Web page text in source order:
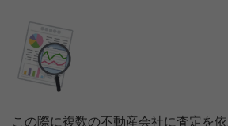
この際に複数の不動産会社に査定を